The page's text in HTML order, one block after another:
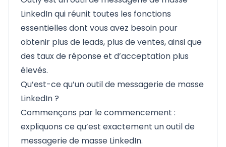
LinkedIn qui réunit toutes les fonctions
essentielles dont vous avez besoin pour
obtenir plus de leads, plus de ventes, ainsi que
des taux de réponse et d’acceptation plus
élevés.
Qu’est-ce qu’un outil de messagerie de masse
LinkedIn ?
Commençons par le commencement :
expliquons ce qu’est exactement un outil de
messagerie de masse LinkedIn.